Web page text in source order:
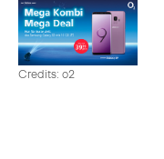
Credits: o2